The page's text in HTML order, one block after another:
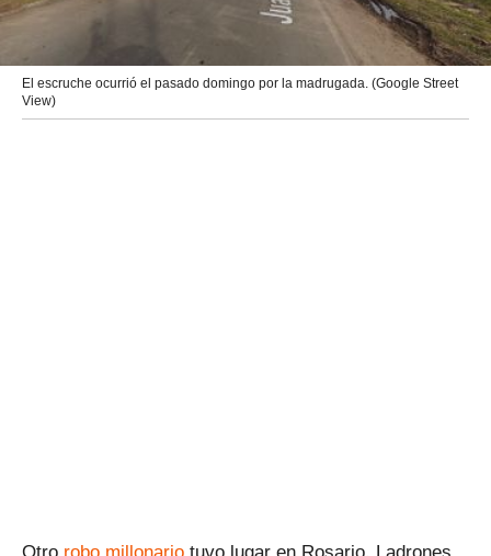
El escruche ocurrió el pasado domingo por la madrugada. (Google Street
View)